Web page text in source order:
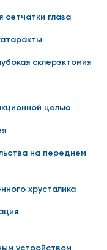
сетчатки глаза
склерэктомия
целью
на переднем
хрусталика
устройством